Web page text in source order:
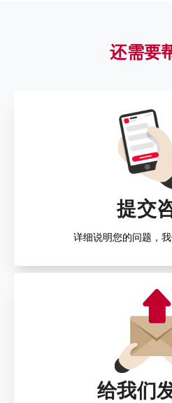
还需要
提交
详细说明您的问题，我
给我们